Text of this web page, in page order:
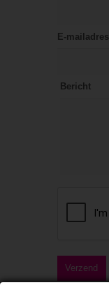
E-mailadres
Bericht